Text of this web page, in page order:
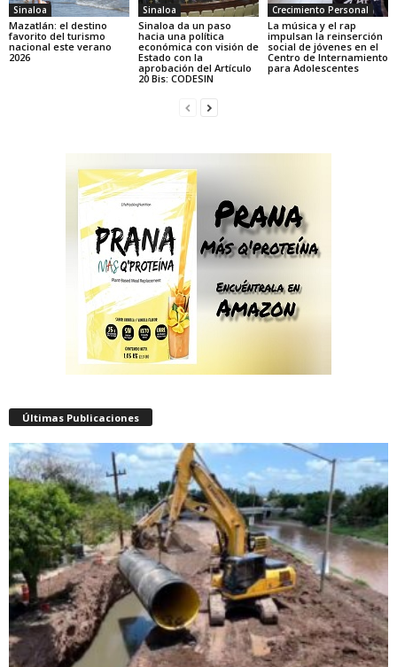
Sinaloa
Mazatlán: el destino
favorito del turismo
nacional este verano
2026
Sinaloa
Sinaloa da un paso
hacia una política
económica con visión de
Estado con la
aprobación del Artículo
20 Bis: CODESIN
Crecimiento Personal
La música y el rap
impulsan la reinserción
social de jóvenes en el
Centro de Internamiento
para Adolescentes
Últimas Publicaciones